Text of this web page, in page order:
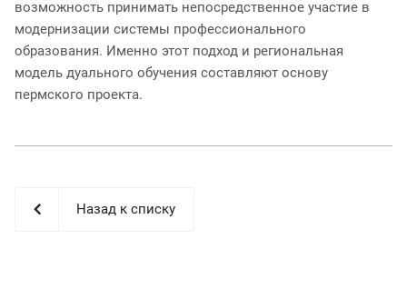
возможность принимать непосредственное участие в
модернизации системы профессионального
образования. Именно этот подход и региональная
модель дуального обучения составляют основу
пермского проекта.
Назад к списку